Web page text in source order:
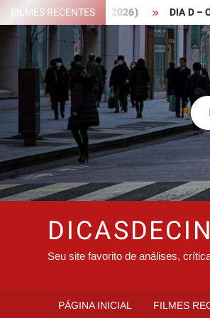
Skip
to
content
FILMES RECENTES
HOOD – 2026) DIA D – O DIA
Seu site favorito de análises,
PÁGINA INICIAL FILMES